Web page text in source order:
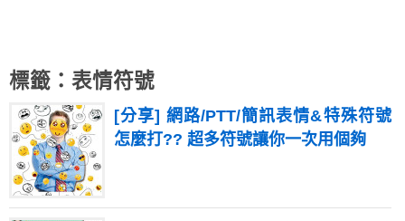
標籤：表情符號
[分享] 網路/PTT/簡訊表情&特殊符號
怎麼打?? 超多符號讓你一次用個夠